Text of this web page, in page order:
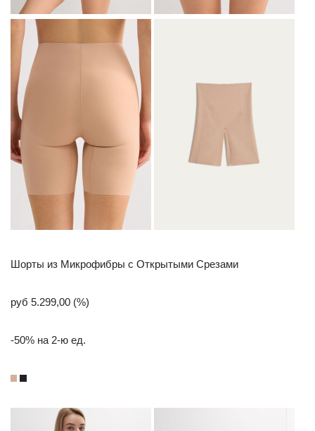
Шорты из Микрофибры с Открытыми Срезами
руб 5.299,00 (%)
-50% на 2-ю ед.